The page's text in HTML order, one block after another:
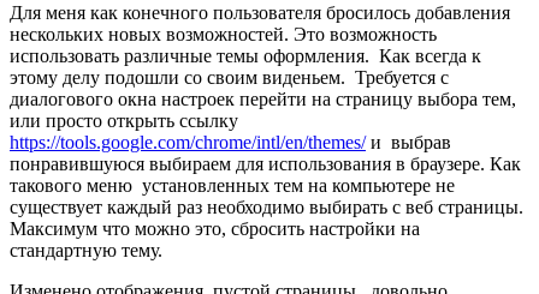
Для меня как конечного пользователя бросилось добавления
нескольких новых возможностей. Это возможность
использовать различные темы оформления. Как всегда к
этому делу подошли со своим виденьем. Требуется с
диалогового окна настроек перейти на страницу выбора тем,
или просто открыть ссылку
https://tools.google.com/chrome/intl/en/themes/и выбрав
понравившуюся выбираем для использования в браузере. Как
такового меню установленных тем на компьютере не
существует каждый раз необходимо выбирать с веб страницы.
Максимум что можно это, сбросить настройки на
стандартную тему.